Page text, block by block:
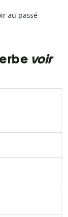
au passé
voir